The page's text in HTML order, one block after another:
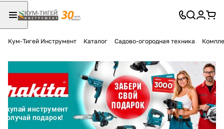
Кум-Тигей Инструмент Каталог Садово-огородная техника
Разбейте
оплатуна части
без переплат